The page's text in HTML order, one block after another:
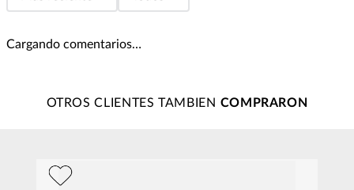
Cargando comentarios…
OTROS CLIENTES TAMBIEN